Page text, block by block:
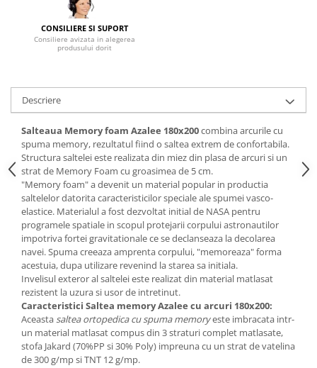
Mese gradinita
Scaune gradinita
Mobila camera copii
Saltele patuturi copii
Paturi copii
Masa si scaune gradinita
Seturi comode living si dormitor
CONSILIERE SI SUPORT
Consiliere avizata in alegerea
produsului dorit
Descriere
Salteaua Memory foam Azalee 180x200combina arcurile cu
spuma memory, rezultatul fiind o saltea extrem de confortabila.
Structura saltelei este realizata din miez din plasa de arcuri si un
strat de Memory Foam cu groasimea de 5 cm.
"Memory foam" a devenit un material popular in productia
saltelelor datorita caracteristicilor speciale ale spumei vasco-
elastice. Materialul a fost dezvoltat initial de NASA pentru
programele spatiale in scopul protejarii corpului astronautilor
impotriva fortei gravitationale ce se declanseaza la decolarea
navei. Spuma creeaza amprenta corpului, "memoreaza" forma
acestuia, dupa utilizare revenind la starea sa initiala.
Invelisul exteror al saltelei este realizat din material matlasat
rezistent la uzura si usor de intretinut.
Caracteristici Saltea memory Azalee cu arcuri 180x200:
Aceasta saltea ortopedica cu spuma memoryeste imbracata intr-
un material matlasat compus din 3 straturi complet matlasate,
stofa Jakard (70%PP si 30% Poly) impreuna cu un strat de vatelina
de 300 g/mp si TNT 12 g/mp.